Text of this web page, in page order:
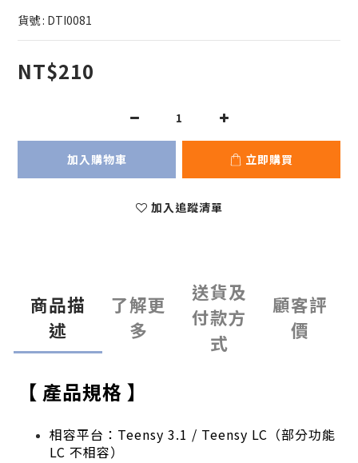
貨號 : DTI0081
NT$210
加入購物車 立即購買
加入追蹤清單
商品描
述
了解更
多
送貨及
付款方
式
顧客評
價
【 產品規格 】
相容平台：Teensy 3.1 / Teensy LC（部分功能
LC 不相容）